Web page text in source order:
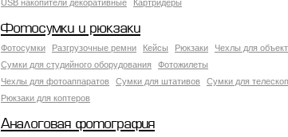
USB накопители декоративные
Картридеры
Фотосумки и рюкзаки
Фотосумки Разгрузочные ремни Кейсы Рюкзаки
Чехлы для
Сумки для студийного оборудования
Фотожилеты
Чехлы для фотоаппаратов
Сумки для штативов
Сумки для
Рюкзаки для коптеров
Аналоговая фотография